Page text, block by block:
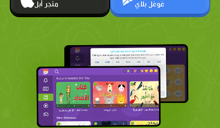
متجر أبل غوغل بلاي